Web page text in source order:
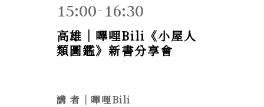
15:00-16:30
高雄｜嗶哩Bili《小屋人
類圖鑑》新書分享會
講 者｜嗶哩Bili